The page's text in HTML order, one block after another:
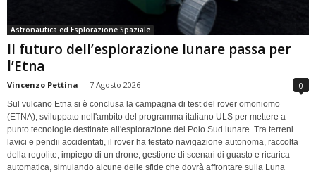
Astronautica ed Esplorazione Spaziale
Il futuro dell’esplorazione lunare passa per
l’Etna
Vincenzo Pettina - 7 Agosto 2026 0
Sul vulcano Etna si è conclusa la campagna di test del rover omoniomo
(ETNA), sviluppato nell'ambito del programma italiano ULS per mettere a
punto tecnologie destinate all'esplorazione del Polo Sud lunare. Tra terreni
lavici e pendii accidentati, il rover ha testato navigazione autonoma, raccolta
della regolite, impiego di un drone, gestione di scenari di guasto e ricarica
automatica, simulando alcune delle sfide che dovrà affrontare sulla Luna